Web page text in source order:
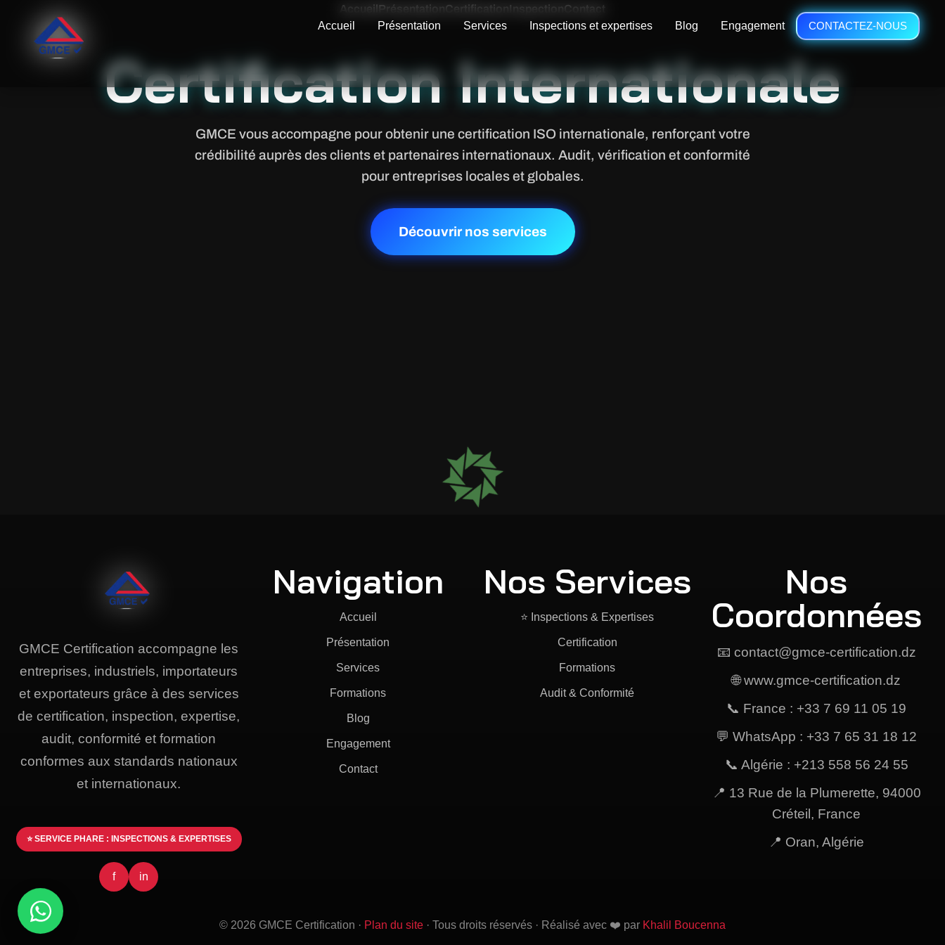
Accueil Présentation Services Inspections et expertises Blog Engagement CONTACTEZ-NOUS
Accueil Présentation Certification Inspection Contact
Certification Internationale
GMCE vous accompagne pour obtenir une certification ISO internationale, renforçant votre
crédibilité auprès des clients et partenaires internationaux. Audit, vérification et conformité
pour entreprises locales et globales.
Découvrir nos services
GMCE Certification accompagne les
entreprises, industriels, importateurs
et exportateurs grâce à des services
de certification, inspection, expertise,
audit, conformité et formation
conformes aux standards nationaux
et internationaux.
⭐ SERVICE PHARE : INSPECTIONS & EXPERTISES
f in
Navigation
Accueil
Présentation
Services
Formations
Blog
Engagement
Contact
Nos Services
⭐ Inspections & Expertises
Certification
Formations
Audit & Conformité
Nos
Coordonnées
📧 contact@gmce-certification.dz
🌐 www.gmce-certification.dz
📞 France : +33 7 69 11 05 19
💬 WhatsApp : +33 7 65 31 18 12
📞 Algérie : +213 558 56 24 55
📍 13 Rue de la Plumerette, 94000
Créteil, France
📍 Oran, Algérie
© 2026 GMCE Certification · Plan du site · Tous droits réservés · Réalisé avec ❤️ par Khalil Boucenna